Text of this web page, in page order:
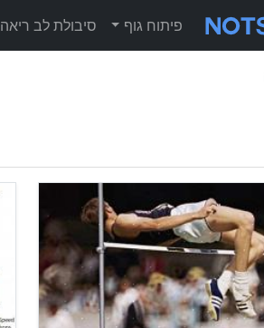
פיתוח גוף סיבולת לב ריאה